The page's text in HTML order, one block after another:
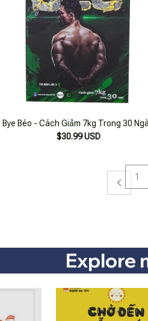
Bye Béo - Cách Giảm 7kg Trong 30
$30.99 USD
1
Explore